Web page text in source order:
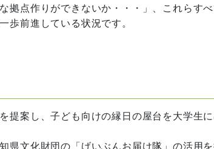
拠点作りができないか・・・」、これらす
歩前進している状況です。
提案し、子ども向けの縁日の屋台を大学生
文化財団の「げいぶんお届け隊」の活用